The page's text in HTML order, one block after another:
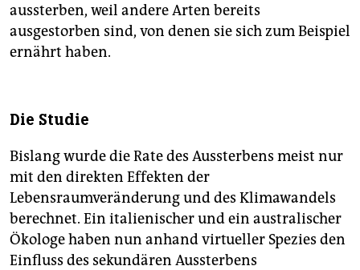
aussterben, weil andere Arten bereits
ausgestorben sind, von denen sie sich zum Beispiel
ernährt haben.
Die Studie
Bislang wurde die Rate des Aussterbens meist nur
mit den direkten Effekten der
Lebensraumveränderung und des Klimawandels
berechnet. Ein italienischer und ein australischer
Ökologe haben nun anhand virtueller Spezies den
Einfluss des sekundären Aussterbens